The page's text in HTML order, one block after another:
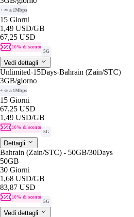
+ ∞ a 1Mbps
15 Giorni
1,49 USD/GB
67,25 USD
10% di sconto
5G
Vedi dettagli
Unlimited-15Days-Bahrain (Zain/STC)
3GB/giorno
+ ∞ a 1Mbps
15 Giorni
67,25 USD
1,49 USD/GB
10% di sconto
5G
Dettagli
Bahrain (Zain/STC) - 50GB/30Days
50GB
30 Giorni
1,68 USD/GB
83,87 USD
10% di sconto
5G
Vedi dettagli